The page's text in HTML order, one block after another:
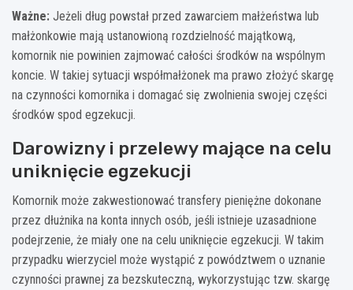
Ważne: Jeżeli dług powstał przed zawarciem małżeństwa lub
małżonkowie mają ustanowioną rozdzielność majątkową,
komornik nie powinien zajmować całości środków na wspólnym
koncie. W takiej sytuacji współmałżonek ma prawo złożyć skargę
na czynności komornika i domagać się zwolnienia swojej części
środków spod egzekucji.
Darowizny i przelewy mające na celu
uniknięcie egzekucji
Komornik może zakwestionować transfery pieniężne dokonane
przez dłużnika na konta innych osób, jeśli istnieje uzasadnione
podejrzenie, że miały one na celu uniknięcie egzekucji. W takim
przypadku wierzyciel może wystąpić z powództwem o uznanie
czynności prawnej za bezskuteczną, wykorzystując tzw. skargę